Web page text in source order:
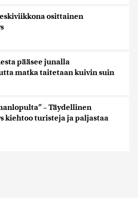
osittainen
pääsee junalla
matka taitetaan kuivin suin
– Täydellinen
kiehtoo turisteja ja paljastaa